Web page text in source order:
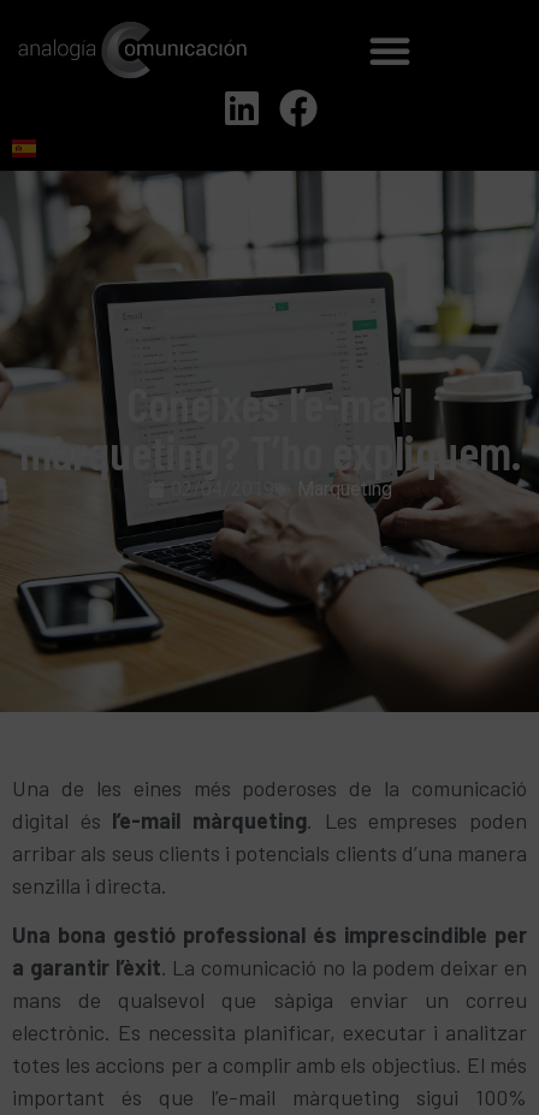
Coneixes l’e-mail
màrqueting? T’ho expliquem.
02/04/2019 Marqueting
Una de les eines més poderoses de la comunicació
digital és l’e-mail màrqueting. Les empreses poden
arribar als seus clients i potencials clients d’una manera
senzilla i directa.
Una bona gestió professional és imprescindible per
a garantir l’èxit. La comunicació no la podem deixar en
mans de qualsevol que sàpiga enviar un correu
electrònic. Es necessita planificar, executar i analitzar
totes les accions per a complir amb els objectius. El més
important és que l’e-mail màrqueting sigui 100%